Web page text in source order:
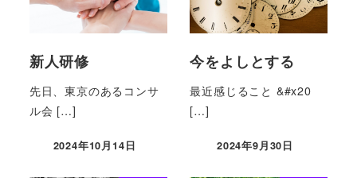
新人研修
先日、東京のあるコンサ
ル会 […]
2024年10月14日
今をよしとする
最近感じること &#x20
[…]
2024年9月30日